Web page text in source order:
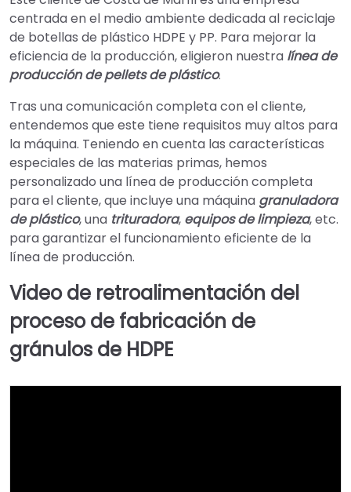
centrada en el medio ambiente dedicada al reciclaje
de botellas de plástico HDPE y PP. Para mejorar la
eficiencia de la producción, eligieron nuestra línea de
producción de pellets de plástico.
Tras una comunicación completa con el cliente,
entendemos que este tiene requisitos muy altos para
la máquina. Teniendo en cuenta las características
especiales de las materias primas, hemos
personalizado una línea de producción completa
para el cliente, que incluye una máquina granuladora
de plástico, una trituradora, equipos de limpieza, etc.
para garantizar el funcionamiento eficiente de la
línea de producción.
Video de retroalimentación del
proceso de fabricación de
gránulos de HDPE